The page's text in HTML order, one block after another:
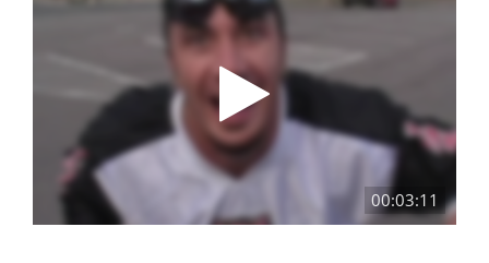
00:03:11